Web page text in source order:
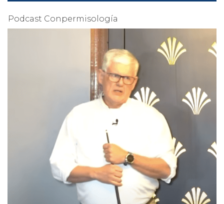
Podcast Conpermisología